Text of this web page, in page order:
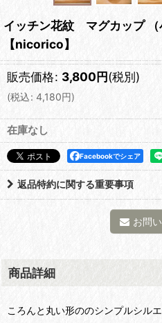
イッチン花紋 マグカップ （
【nicorico】
販売価格: 3,800円(税別)
(税込: 4,180円)
在庫なし
Facebookでシェア
返品特約に関する重要事項
お問
商品詳細
ころんと丸い形ののシンプルシル